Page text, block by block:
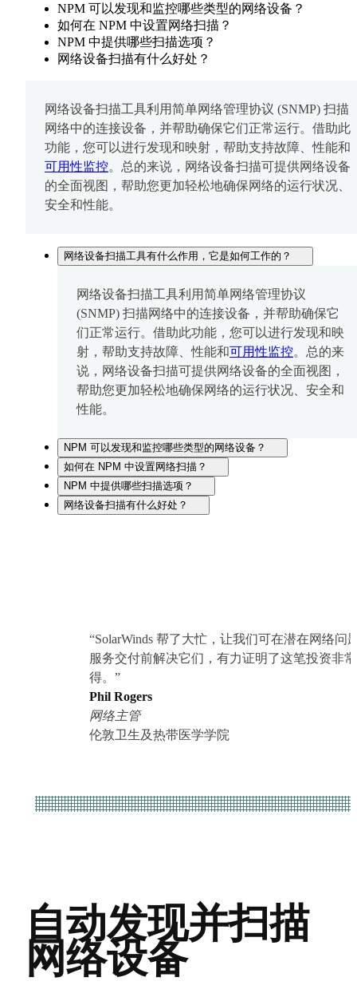
NPM 可以发现和监控哪些类型的网络设备？
如何在 NPM 中设置网络扫描？
NPM 中提供哪些扫描选项？
网络设备扫描有什么好处？
网络设备扫描工具利用简单网络管理协议 (SNMP) 扫描
网络中的连接设备，并帮助确保它们正常运行。借助此
功能，您可以进行发现和映射，帮助支持故障、性能和
可用性监控。总的来说，网络设备扫描可提供网络设备
的全面视图，帮助您更加轻松地确保网络的运行状况、
安全和性能。
网络设备扫描工具有什么作用，它是如何工作的？
网络设备扫描工具利用简单网络管理协议
(SNMP) 扫描网络中的连接设备，并帮助确保它
们正常运行。借助此功能，您可以进行发现和映
射，帮助支持故障、性能和可用性监控。总的来
说，网络设备扫描可提供网络设备的全面视图，
帮助您更加轻松地确保网络的运行状况、安全和
性能。
NPM 可以发现和监控哪些类型的网络设备？
如何在 NPM 中设置网络扫描？
NPM 中提供哪些扫描选项？
网络设备扫描有什么好处？
“SolarWinds 帮了大忙，让我们可在潜在网络问
服务交付前解决它们，有力证明了这笔投资非
得。”
Phil Rogers
网络主管
伦敦卫生及热带医学学院
自动发现并扫描
网络设备